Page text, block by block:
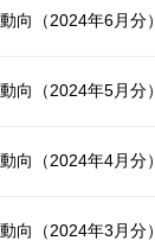
向（2024年6月分）
向（2024年5月分）
向（2024年4月分）
向（2024年3月分）